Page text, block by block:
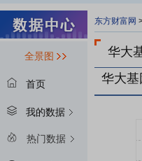
全景图
首页
我的数据
热门数据
东方财富网
华大
华大基